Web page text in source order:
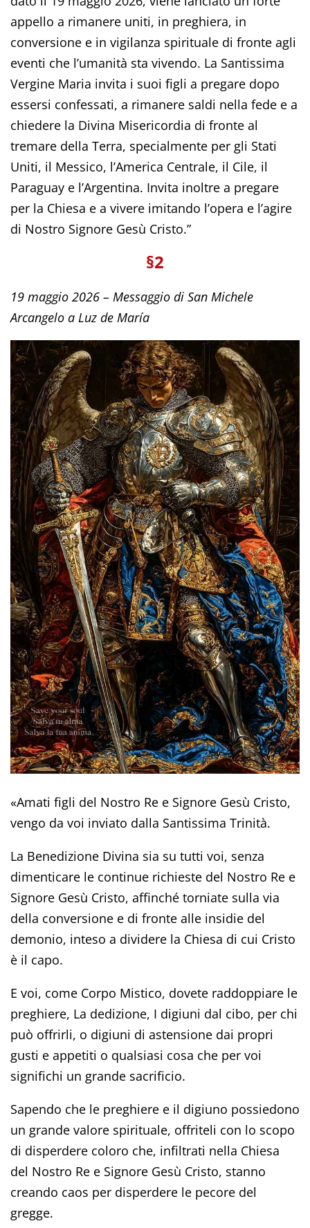
appello a rimanere uniti, in preghiera, in
conversione e in vigilanza spirituale di fronte agli
eventi che l’umanità sta vivendo. La Santissima
Vergine Maria invita i suoi figli a pregare dopo
essersi confessati, a rimanere saldi nella fede e a
chiedere la Divina Misericordia di fronte al
tremare della Terra, specialmente per gli Stati
Uniti, il Messico, l’America Centrale, il Cile, il
Paraguay e l’Argentina. Invita inoltre a pregare
per la Chiesa e a vivere imitando l’opera e l’agire
di Nostro Signore Gesù Cristo.”
§2
19 maggio 2026 – Messaggio di San Michele
Arcangelo a Luz de María
«Amati figli del Nostro Re e Signore Gesù Cristo,
vengo da voi inviato dalla Santissima Trinità.
La Benedizione Divina sia su tutti voi, senza
dimenticare le continue richieste del Nostro Re e
Signore Gesù Cristo, affinché torniate sulla via
della conversione e di fronte alle insidie del
demonio, inteso a dividere la Chiesa di cui Cristo
è il capo.
E voi, come Corpo Mistico, dovete raddoppiare le
preghiere, La dedizione, I digiuni dal cibo, per chi
può offrirli, o digiuni di astensione dai propri
gusti e appetiti o qualsiasi cosa che per voi
significhi un grande sacrificio.
Sapendo che le preghiere e il digiuno possiedono
un grande valore spirituale, offriteli con lo scopo
di disperdere coloro che, infiltrati nella Chiesa
del Nostro Re e Signore Gesù Cristo, stanno
creando caos per disperdere le pecore del
gregge.